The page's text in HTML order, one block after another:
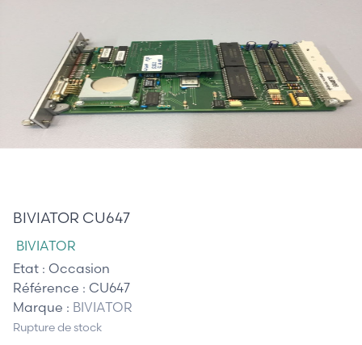
BIVIATOR CU647
BIVIATOR
Etat : Occasion
Référence : CU647
Marque : BIVIATOR
Rupture de stock